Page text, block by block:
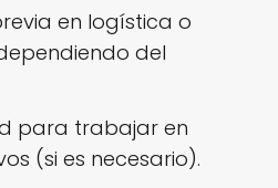
en logística o
del
para trabajar en
(si es necesario).